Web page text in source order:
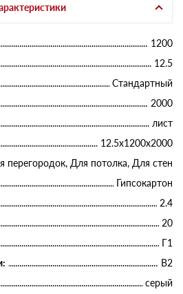
1200
12.5
Стандартный
2000
лист
12.5x1200x2000
перегородок, Для потолка, Для стен
Гипсокартон
2.4
20
Г1
В2
серый